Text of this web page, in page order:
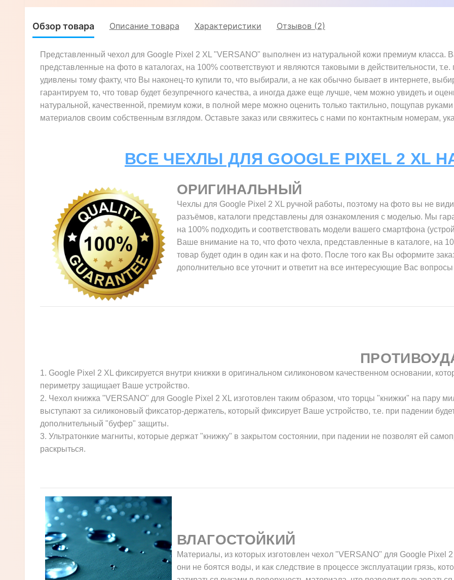
Обзор товара Описание товара Характеристики Отзывов (2)
Представленный чехол для Google Pixel 2 XL "VERSANO" выполнен из натуральной кожи премиум класса.
представленные на фото в каталогах, на 100% соответствуют и являются таковыми в действительности,
удивлены тому факту, что Вы наконец-то купили то, что выбирали, а не как обычно бывает в интернете,
гарантируем то, что товар будет безупречного качества, а иногда даже еще лучше, чем можно увидеть и
натуральной, качественной, премиум кожи, в полной мере можно оценить только тактильно, пощупав
материалов своим собственным взглядом. Оставьте заказ или свяжитесь с нами по контактным номерам,
ВСЕ ЧЕХЛЫ ДЛЯ GOOGLE PIXEL 2 XL
ОРИГИНАЛЬНЫЙ
Чехлы для Google Pixel 2 XL ручной работы, поэтому на фото вы не
разъёмов, каталоги представлены для ознакомления с моделью. Мы
на 100% подходить и соответствовать модели вашего смартфона
Ваше внимание на то, что фото чехла, представленные в каталоге, на
товар будет один в один как и на фото. После того как Вы оформите
дополнительно все уточнит и ответит на все интересующие Вас вопросы
1. Google Pixel 2 XL фиксируется внутри книжки в оригинальном силиконовом качественном основании,
периметру защищает Ваше устройство.
2. Чехол книжка "VERSANO" для Google Pixel 2 XL изготовлен таким образом, что торцы "книжки" на пару
выступают за силиконовый фиксатор-держатель, который фиксирует Ваше устройство, т.е. при падении
дополнительный "буфер" защиты.
3. Ультратонкие магниты, которые держат "книжку" в закрытом состоянии, при падении не позволят ей
раскрыться.
ВЛАГОСТОЙКИЙ
Материалы, из которых изготовлен чехол "VERSANO" для Google Pixel
они не боятся воды, и как следствие в процессе эксплуатации грязь,